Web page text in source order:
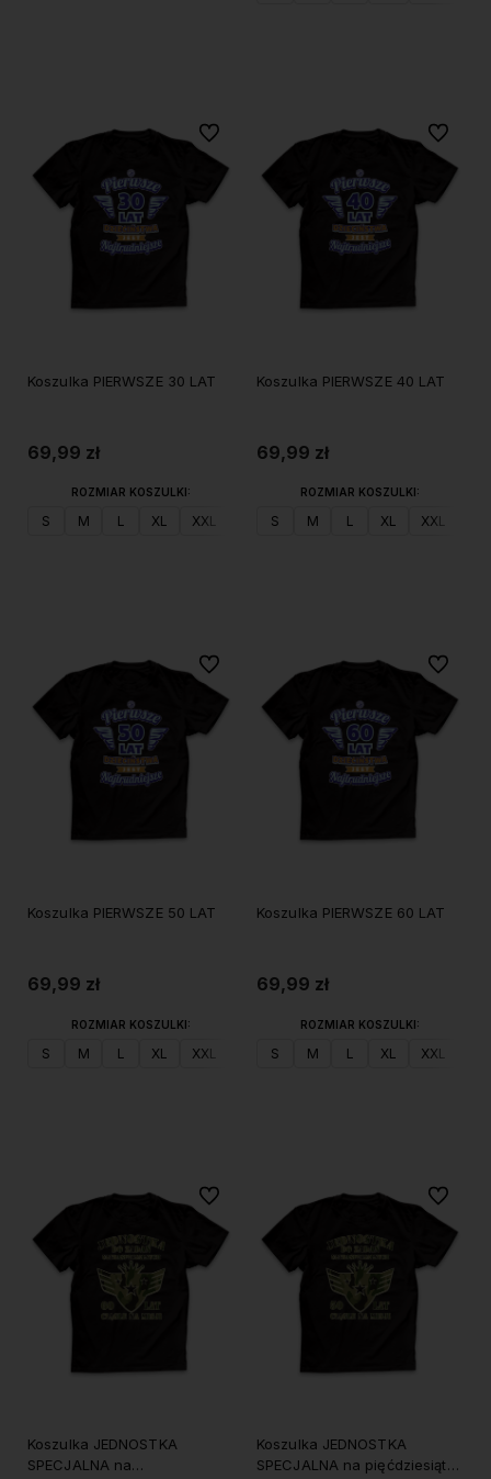
Koszulka PIERWSZE 30 LAT
69,99 zł
ROZMIAR KOSZULKI:
S M L XL XXL
Do ulubionych
Koszulka PIERWSZE 40 LAT
69,99 zł
ROZMIAR KOSZULKI:
S M L XL XXL
Do
Koszulka PIERWSZE 50 LAT
69,99 zł
ROZMIAR KOSZULKI:
S M L XL XXL
Do ulubionych
Koszulka PIERWSZE 60 LAT
69,99 zł
ROZMIAR KOSZULKI:
S M L XL XXL
Do
Koszulka JEDNOSTKA
SPECJALNA na
Do ulubionych
Koszulka JEDNOSTKA
SPECJALNA na pięćdziesiąte
Do